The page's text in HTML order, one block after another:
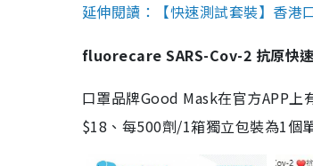
延伸閱讀：【快速測試套裝】香
fluorecare SARS-Cov-2 抗原快
口罩品牌Good Mask在官方APP
$18、每500劑/1箱獨立包裝為1個